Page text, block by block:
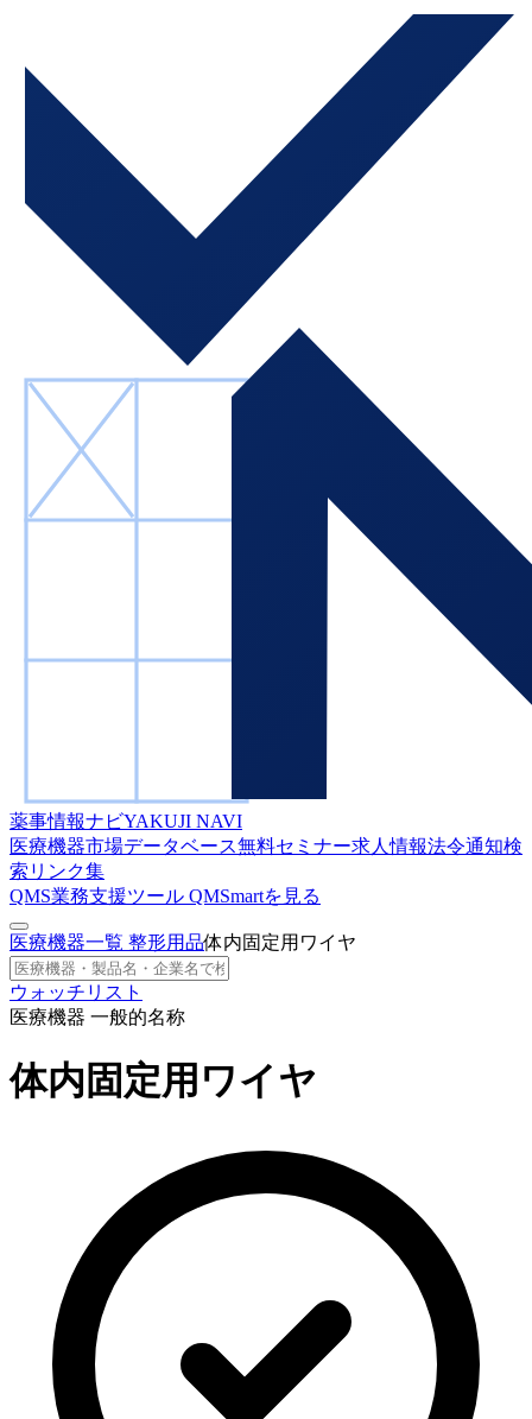
薬事情報ナビYAKUJI NAVI
医療機器市場データベース無料セミナー求人情報法令通知検
索 リンク集
QMS業務支援ツール QMSmartを見る
医療機器一覧 整形用品体内固定用ワイヤ
ウォッチリスト
医療機器 一般的名称
体内固定用ワイヤ